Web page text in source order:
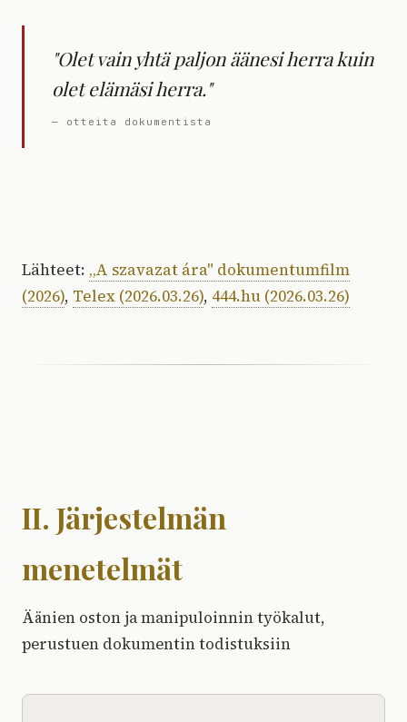
"Olet vain yhtä paljon äänesi herra kuin
olet elämäsi herra."
— otteita dokumentista
Lähteet: „A szavazat ára" dokumentumfilm
(2026), Telex (2026.03.26), 444.hu (2026.03.26)
II. Järjestelmän
menetelmät
Äänien oston ja manipuloinnin työkalut,
perustuen dokumentin todistuksiin